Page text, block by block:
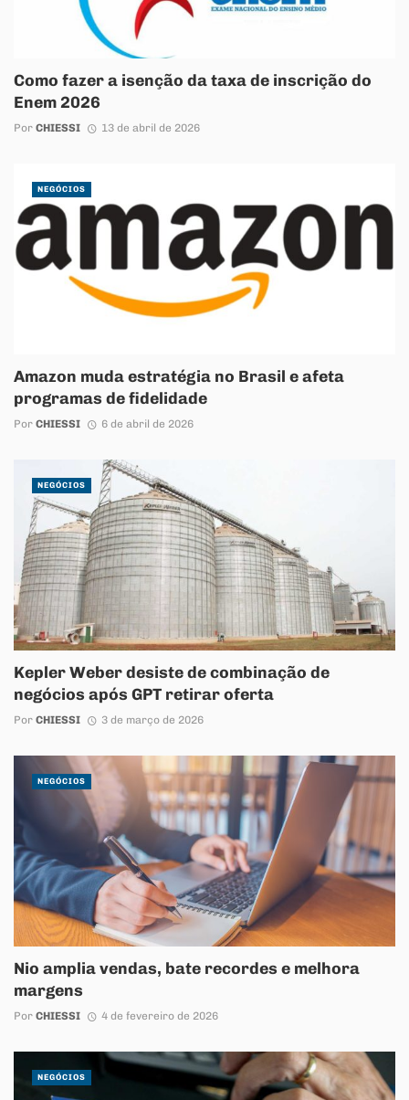
Como fazer a isenção da taxa de inscrição do
Enem 2026
Por CHIESSI 13 de abril de 2026
Amazon muda estratégia no Brasil e afeta
programas de fidelidade
Por CHIESSI 6 de abril de 2026
NEGÓCIOS
Kepler Weber desiste de combinação de
negócios após GPT retirar oferta
Por CHIESSI 3 de março de 2026
NEGÓCIOS
Nio amplia vendas, bate recordes e melhora
margens
Por CHIESSI 4 de fevereiro de 2026
NEGÓCIOS
NEGÓCIOS